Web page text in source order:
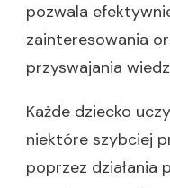
pozwala
zainteresowania
przyswajania
Każde dziecko
niektóre szybciej
poprzez działania